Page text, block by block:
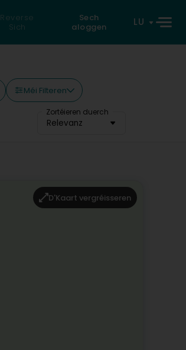
Reverse
Sich
Sech
aloggen
LU
Méi Filteren
Zortéieren duerch
Relevanz
D'Kaart vergréisseren